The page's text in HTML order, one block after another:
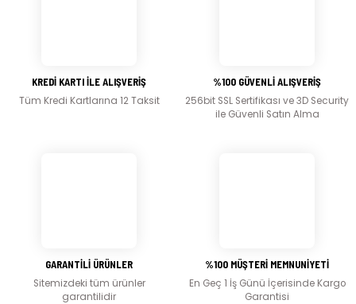
Ürün bilgilerinde hatalar bulunuyor.
Ürün fiyatı diğer sitelerden daha pahalı.
KREDİ KARTI İLE ALIŞVERİŞ
Tüm Kredi Kartlarına 12 Taksit
%100 GÜVENLİ ALIŞVERİŞ
256bit SSL Sertifikası ve 3D Security
ile Güvenli Satın Alma
GARANTİLİ ÜRÜNLER
Sitemizdeki tüm ürünler
garantilidir
%100 MÜŞTERİ MEMNUNİYETİ
En Geç 1 İş Günü İçerisinde Kargo
Garantisi